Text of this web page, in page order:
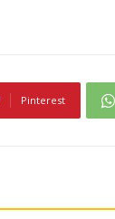
Pinterest